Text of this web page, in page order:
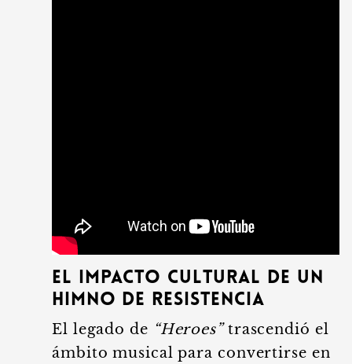
El impacto cultural de un
himno de resistencia
El legado de “Heroes”trascendió el
ámbito musical para convertirse en